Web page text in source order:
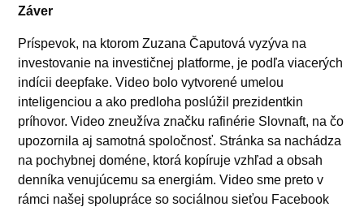
Záver
Príspevok, na ktorom Zuzana Čaputová vyzýva na
investovanie na investičnej platforme, je podľa viacerých
indícii deepfake. Video bolo vytvorené umelou
inteligenciou a ako predloha poslúžil prezidentkin
príhovor. Video zneužíva značku rafinérie Slovnaft, na čo
upozornila aj samotná spoločnosť. Stránka sa nachádza
na pochybnej doméne, ktorá kopíruje vzhľad a obsah
denníka venujúcemu sa energiám. Video sme preto v
rámci našej spolupráce so sociálnou sieťou Facebook